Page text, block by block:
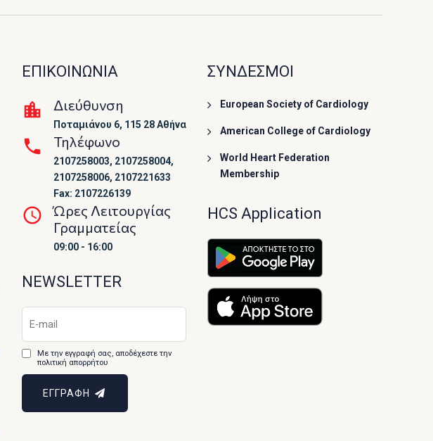
ΕΠΙΚΟΙΝΩΝΙΑ
Διεύθυνση
Ποταμιάνου 6, 115 28 Αθήνα
Τηλέφωνο
2107258003, 2107258004,
2107258006, 2107221633
Fax: 2107226139
Ώρες Λειτουργίας
Γραμματείας
09:00 - 16:00
NEWSLETTER
Με την εγγραφή σας, αποδέχεστε την
πολιτική απορρήτου
ΕΓΓΡΑΦΗ
ΣΥΝΔΕΣΜΟΙ
European Society of Cardiology
American College of Cardiology
World Heart Federation
Membership
HCS Application